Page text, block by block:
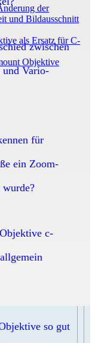
zwischen
Vario-
für
ein Zoom-
c-
so gut
der
und Bildausschnitt
als Ersatz für C-
Objektive